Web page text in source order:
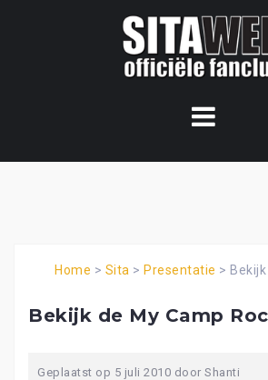
Home > Sita > Presentatie >
Bekijk de My Camp
Geplaatst op 5 juli 2010 door Shanti